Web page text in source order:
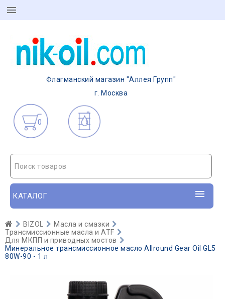
Флагманский магазин "Аллея Групп"
г. Москва
0
Поиск товаров
КАТАЛОГ
BIZOL
Масла и смазки
Трансмиссионные масла и ATF
Для МКПП и приводных мостов
Минеральное трансмиссионное масло Allround Gear Oil GL5
80W-90 - 1 л